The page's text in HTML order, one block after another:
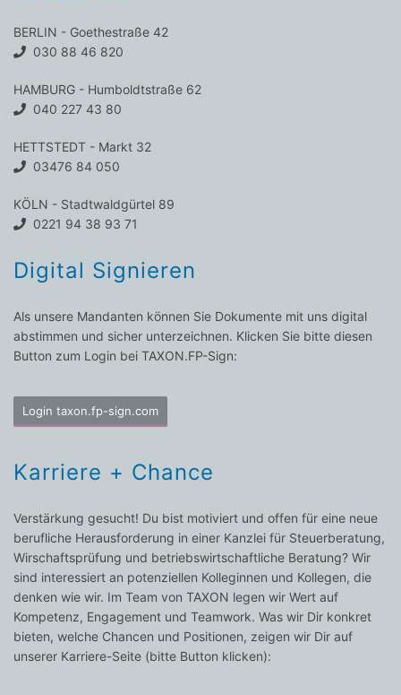
BERLIN - Goethestraße 42
030 88 46 820
HAMBURG - Humboldtstraße 62
040 227 43 80
HETTSTEDT - Markt 32
03476 84 050
KÖLN - Stadtwaldgürtel 89
0221 94 38 93 71
Digital Signieren
Als unsere Mandanten können Sie Dokumente mit uns digital
abstimmen und sicher unterzeichnen. Klicken Sie bitte diesen
Button zum Login bei TAXON.FP-Sign:
Login taxon.fp-sign.com
Karriere + Chance
Verstärkung gesucht! Du bist motiviert und offen für eine neue
berufliche Herausforderung in einer Kanzlei für Steuerberatung,
Wirschaftsprüfung und betriebswirtschaftliche Beratung? Wir
sind interessiert an potenziellen Kolleginnen und Kollegen, die
denken wie wir. Im Team von TAXON legen wir Wert auf
Kompetenz, Engagement und Teamwork. Was wir Dir konkret
bieten, welche Chancen und Positionen, zeigen wir Dir auf
unserer Karriere-Seite (bitte Button klicken):